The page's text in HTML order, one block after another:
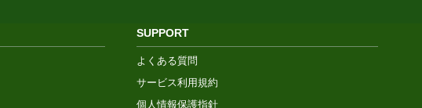
SUPPORT
よくある質問
サービス利用規約
個人情報保護指針